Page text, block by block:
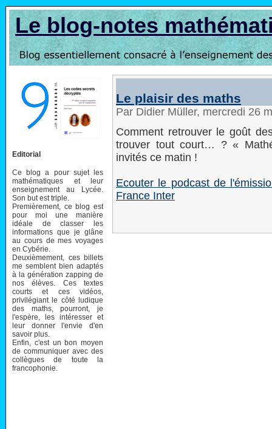
Le blog-notes
Editorial
Ce blog a pour sujet les
mathématiques et leur
enseignement au Lycée.
Son but est triple.
Premièrement, ce blog est
pour moi une manière
idéale de classer les
informations que je glâne
au cours de mes voyages
en Cybérie.
Deuxièmement, ces billets
me semblent bien adaptés
à la génération zapping de
nos élèves. Ces textes
courts et ces vidéos,
privilégiant le côté ludique
des maths, pourront, je
l'espère, les intéresser et
leur donner l'envie d'en
savoir plus.
Enfin, c'est un bon moyen
de communiquer avec des
collègues de toute la
francophonie.
Le plaisir des maths
Par Didier Müller, mercredi 26
Comment retrouver le goût
trouver tout court… ? «
invités ce matin !
Ecouter le podcast de
France Inter